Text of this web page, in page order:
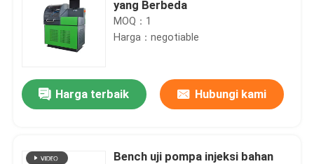
yang Berbeda
MOQ：1
Harga：negotiable
Harga terbaik Hubungi kami
Bench uji pompa injeksi bahan